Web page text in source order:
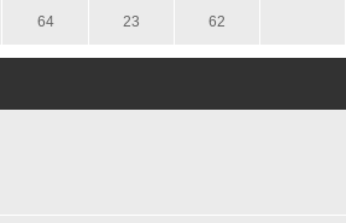
64 23 62